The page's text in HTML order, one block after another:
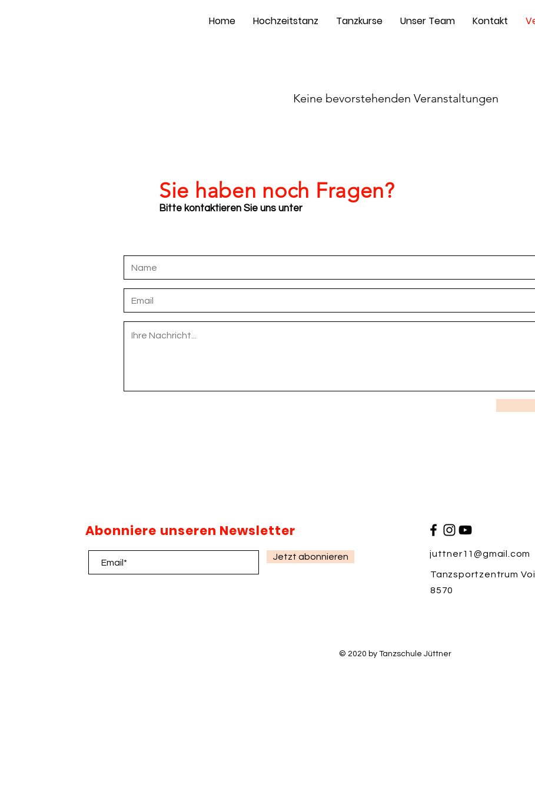
Home Hochzeitstanz Tanzkurse Unser Team Kontakt
Keine bevorstehenden Veranstaltungen
Sie haben noch Fragen?
Bitte kontaktieren Sie uns unter
Abonniere unseren Newsletter
Jetzt abonnieren juttner11@gmail.com
Tanzsportzentrum
8570
© 2020 by Tanzschule Jüttner